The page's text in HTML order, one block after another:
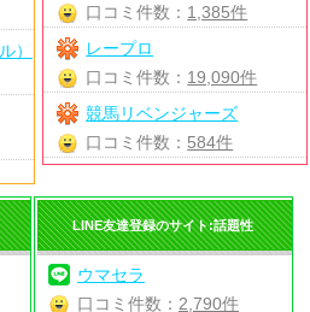
口コミ件数： 1,385件
レープロ
口コミ件数： 19,090件
競馬リベンジャーズ
口コミ件数： 584件
）
LINE友達登録のサイト:話題性
ウマセラ
口コミ件数： 2,790件